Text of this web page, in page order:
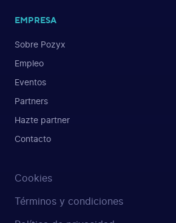
EMPRESA
Sobre Pozyx
Empleo
Eventos
Partners
Hazte partner
Contacto
Cookies
Términos y condiciones